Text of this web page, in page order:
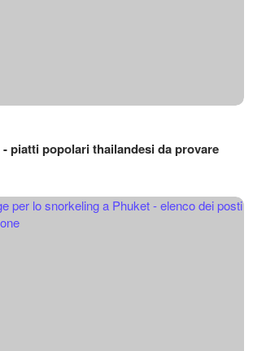
piatti popolari thailandesi da provare